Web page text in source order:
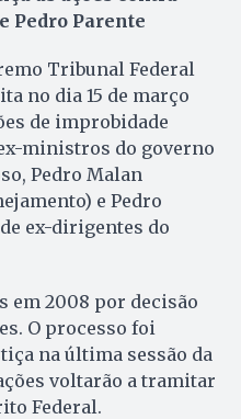
Pedro Parente
Tribunal Federal
no dia 15 de março
de improbidade
ministros do governo
Pedro Malan
e Pedro
ex-dirigentes do
em 2008 por decisão
O processo foi
na última sessão da
voltarão a tramitar
Federal.